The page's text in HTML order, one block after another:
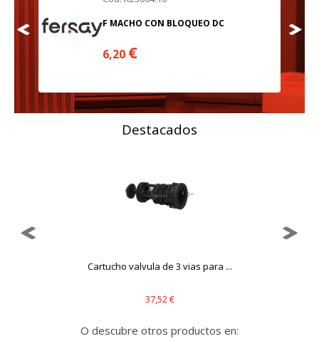
F MACHO CON BLOQUEO DC
6,20 €
Destacados
Cartucho valvula de 3 vias para ...
37,52 €
O descubre otros productos en:
Cookies dirigidas
Estas cookies pueden ser establecidas a través de nuestro
utilizadas por esas empresas para crear un perfil de sus
intereses y mostrarle anuncios relevantes en otros sitios.
que se basan en la identificación única de su navegador y
dispositivo de Internet.
Cookies Utilizadas:
_evAd, _evCoupon, _evSubscription, _evPromt
GUARDAR CONFIGURACIÓN
"Configuración de cookies" al pie de la página. También puedes